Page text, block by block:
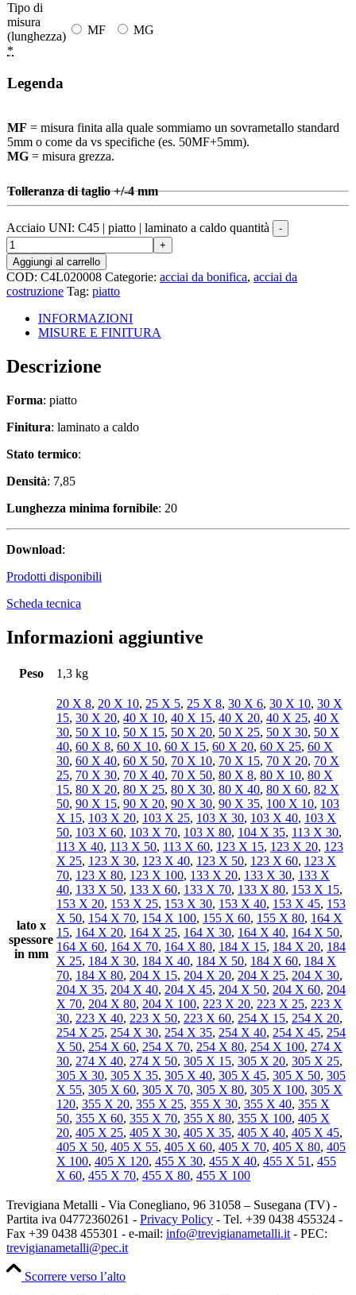
Tipo di
misura
(lunghezza)
*
MF MG
Legenda
MF = misura finita alla quale sommiamo un sovrametallo standard
5mm o come da vs specifiche (es. 50MF+5mm).
MG = misura grezza.
Tolleranza di taglio +/-4 mm
Acciaio UNI: C45 | piatto | laminato a caldo quantità
Aggiungi al carrello
COD: C4L020008 Categorie: acciai da bonifica, acciai da
costruzione Tag: piatto
INFORMAZIONI
MISURE E FINITURA
Descrizione
Forma: piatto
Finitura: laminato a caldo
Stato termico:
Densità: 7,85
Lunghezza minima fornibile: 20
Download:
Prodotti disponibili
Scheda tecnica
Informazioni aggiuntive
Peso 1,3 kg
lato x
spessore
in mm
20 X 8, 20 X 10, 25 X 5, 25 X 8, 30 X 6, 30 X 10, 30 X
15, 30 X 20, 40 X 10, 40 X 15, 40 X 20, 40 X 25, 40 X
30, 50 X 10, 50 X 15, 50 X 20, 50 X 25, 50 X 30, 50 X
40, 60 X 8, 60 X 10, 60 X 15, 60 X 20, 60 X 25, 60 X
30, 60 X 40, 60 X 50, 70 X 10, 70 X 15, 70 X 20, 70 X
25, 70 X 30, 70 X 40, 70 X 50, 80 X 8, 80 X 10, 80 X
15, 80 X 20, 80 X 25, 80 X 30, 80 X 40, 80 X 60, 82 X
50, 90 X 15, 90 X 20, 90 X 30, 90 X 35, 100 X 10, 103
X 15, 103 X 20, 103 X 25, 103 X 30, 103 X 40, 103 X
50, 103 X 60, 103 X 70, 103 X 80, 104 X 35, 113 X 30,
113 X 40, 113 X 50, 113 X 60, 123 X 15, 123 X 20, 123
X 25, 123 X 30, 123 X 40, 123 X 50, 123 X 60, 123 X
70, 123 X 80, 123 X 100, 133 X 20, 133 X 30, 133 X
40, 133 X 50, 133 X 60, 133 X 70, 133 X 80, 153 X 15,
153 X 20, 153 X 25, 153 X 30, 153 X 40, 153 X 45, 153
X 50, 154 X 70, 154 X 100, 155 X 60, 155 X 80, 164 X
15, 164 X 20, 164 X 25, 164 X 30, 164 X 40, 164 X 50,
164 X 60, 164 X 70, 164 X 80, 184 X 15, 184 X 20, 184
X 25, 184 X 30, 184 X 40, 184 X 50, 184 X 60, 184 X
70, 184 X 80, 204 X 15, 204 X 20, 204 X 25, 204 X 30,
204 X 35, 204 X 40, 204 X 45, 204 X 50, 204 X 60, 204
X 70, 204 X 80, 204 X 100, 223 X 20, 223 X 25, 223 X
30, 223 X 40, 223 X 50, 223 X 60, 254 X 15, 254 X 20,
254 X 25, 254 X 30, 254 X 35, 254 X 40, 254 X 45, 254
X 50, 254 X 60, 254 X 70, 254 X 80, 254 X 100, 274 X
30, 274 X 40, 274 X 50, 305 X 15, 305 X 20, 305 X 25,
305 X 30, 305 X 35, 305 X 40, 305 X 45, 305 X 50, 305
X 55, 305 X 60, 305 X 70, 305 X 80, 305 X 100, 305 X
120, 355 X 20, 355 X 25, 355 X 30, 355 X 40, 355 X
50, 355 X 60, 355 X 70, 355 X 80, 355 X 100, 405 X
20, 405 X 25, 405 X 30, 405 X 35, 405 X 40, 405 X 45,
405 X 50, 405 X 55, 405 X 60, 405 X 70, 405 X 80, 405
X 100, 405 X 120, 455 X 30, 455 X 40, 455 X 51 , 455
X 60, 455 X 70, 455 X 80, 455 X 100
Trevigiana Metalli - Via Conegliano, 96 31058 – Susegana (TV) -
Partita iva 04772360261 - Privacy Policy - Tel. +39 0438 455324 -
Fax +39 0438 455301 - e-mail: info@trevigianametalli.it - PEC:
trevigianametalli@pec.it
Scorrere verso l’alto